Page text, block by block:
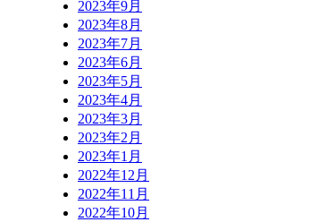
2023年9月
2023年8月
2023年7月
2023年6月
2023年5月
2023年4月
2023年3月
2023年2月
2023年1月
2022年12月
2022年11月
2022年10月